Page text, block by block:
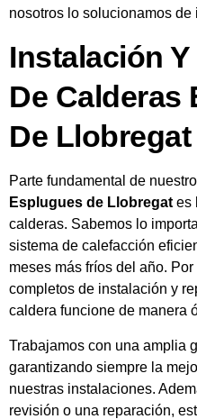
nosotros lo solucionamos de
Instalación
De Calderas
De Llobregat
Parte fundamental de
Esplugues de Llobregat es
calderas. Sabemos lo
sistema de calefacción
meses más fríos del año.
completos de instalación y
caldera funcione de manera
Trabajamos con una amplia
garantizando siempre la
nuestras instalaciones.
revisión o una reparación,